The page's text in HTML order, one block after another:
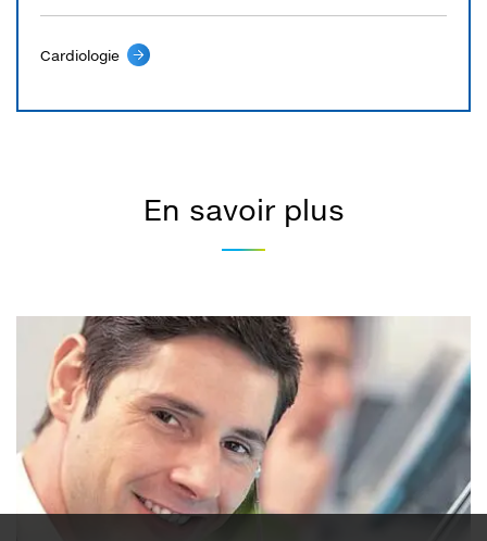
Cardiologie
En savoir plus